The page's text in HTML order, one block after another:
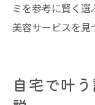
ミを参考に賢く
美容サービスを見
自宅で叶